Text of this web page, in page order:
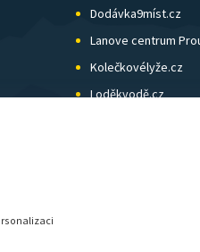
Dodávka9míst.cz
Lanove centrum
Kolečkovélyže.cz
Loděkvodě.cz